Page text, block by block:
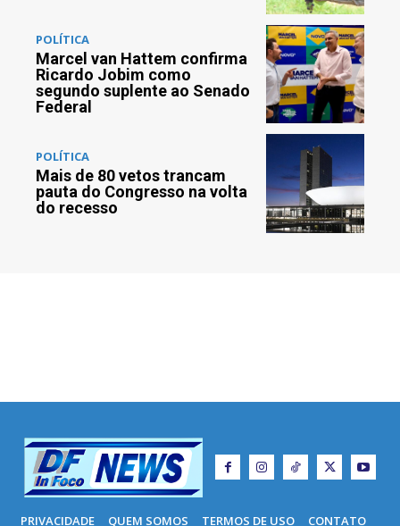
POLÍTICA
Marcel van Hattem confirma
Ricardo Jobim como
segundo suplente ao Senado
Federal
POLÍTICA
Mais de 80 vetos trancam
pauta do Congresso na volta
do recesso
PRIVACIDADE QUEM SOMOS TERMOS DE USO CONTATO